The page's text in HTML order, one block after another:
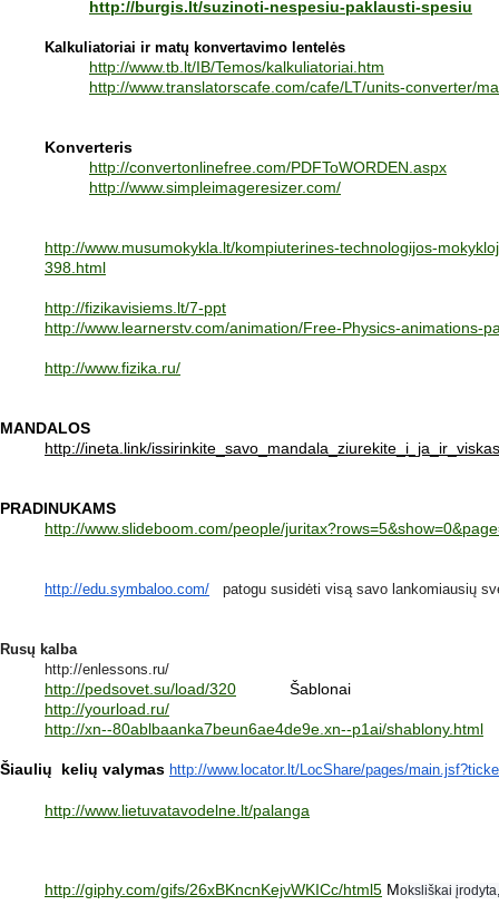
http://burgis.lt/suzinoti-nespesiu-paklausti-spesiu
Kalkuliatoriai ir matų konvertavimo lentelės
http://www.tb.lt/IB/Temos/kalkuliatoriai.htm
http://www.translatorscafe.com/cafe/LT/units-converter/
Konverteris
http://convertonlinefree.com/PDFToWORDEN.aspx
http://www.simpleimageresizer.com/
http://www.musumokykla.lt/kompiuterines-technologijos-
398.html
http://fizikavisiems.lt/7-ppt
http://www.learnerstv.com/animation/Free-Physics-animations-
http://www.fizika.ru/
MANDALOS
http://ineta.link/
PRADINUKAMS
http://www.slideboom.com/people/
http://edu.symbaloo.com/ patogu susidėti visą savo lankomiausių
Rusų kalba
http://enlessons.ru/
http://pedsovet.su/load/320 Šablonai
http://yourload.ru/
http://xn--80ablbaanka7beun6ae4de9e.xn--p1ai/shablony.html
Šiaulių kelių valymas http://www.locator.lt/LocShare/pages/main.jsf?
http://www.lietuvatavodelne.lt/palanga
http://giphy.com/gifs/26xBKncnKejvWKICc/html5 Moksliškai